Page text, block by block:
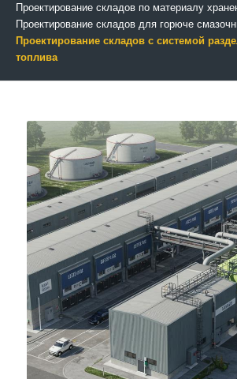
Проектирование складов по материалу
Проектирование складов для горюче
Проектирование складов с системой
топлива